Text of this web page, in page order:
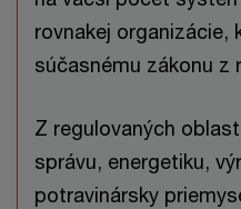
rovnakej organizácie,
súčasnému zákonu z
Z regulovaných
správu, energetiku,
potravinársky